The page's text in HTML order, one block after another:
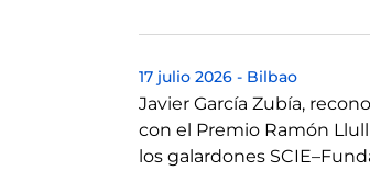
17 julio 2026 - Bilbao
Javier García Zubía,
con el Premio Ramón
los galardones